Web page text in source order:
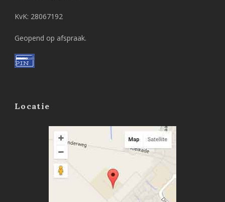
KvK: 28067192
Geopend op afspraak.
Locatie